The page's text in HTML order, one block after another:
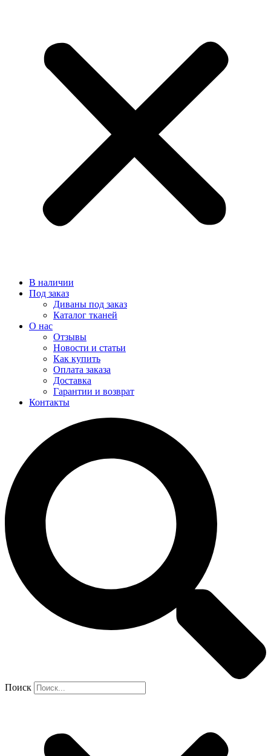
В наличии
Под заказ
Диваны под заказ
Каталог тканей
О нас
Отзывы
Новости и статьи
Как купить
Оплата заказа
Доставка
Гарантии и возврат
Контакты
Поиск